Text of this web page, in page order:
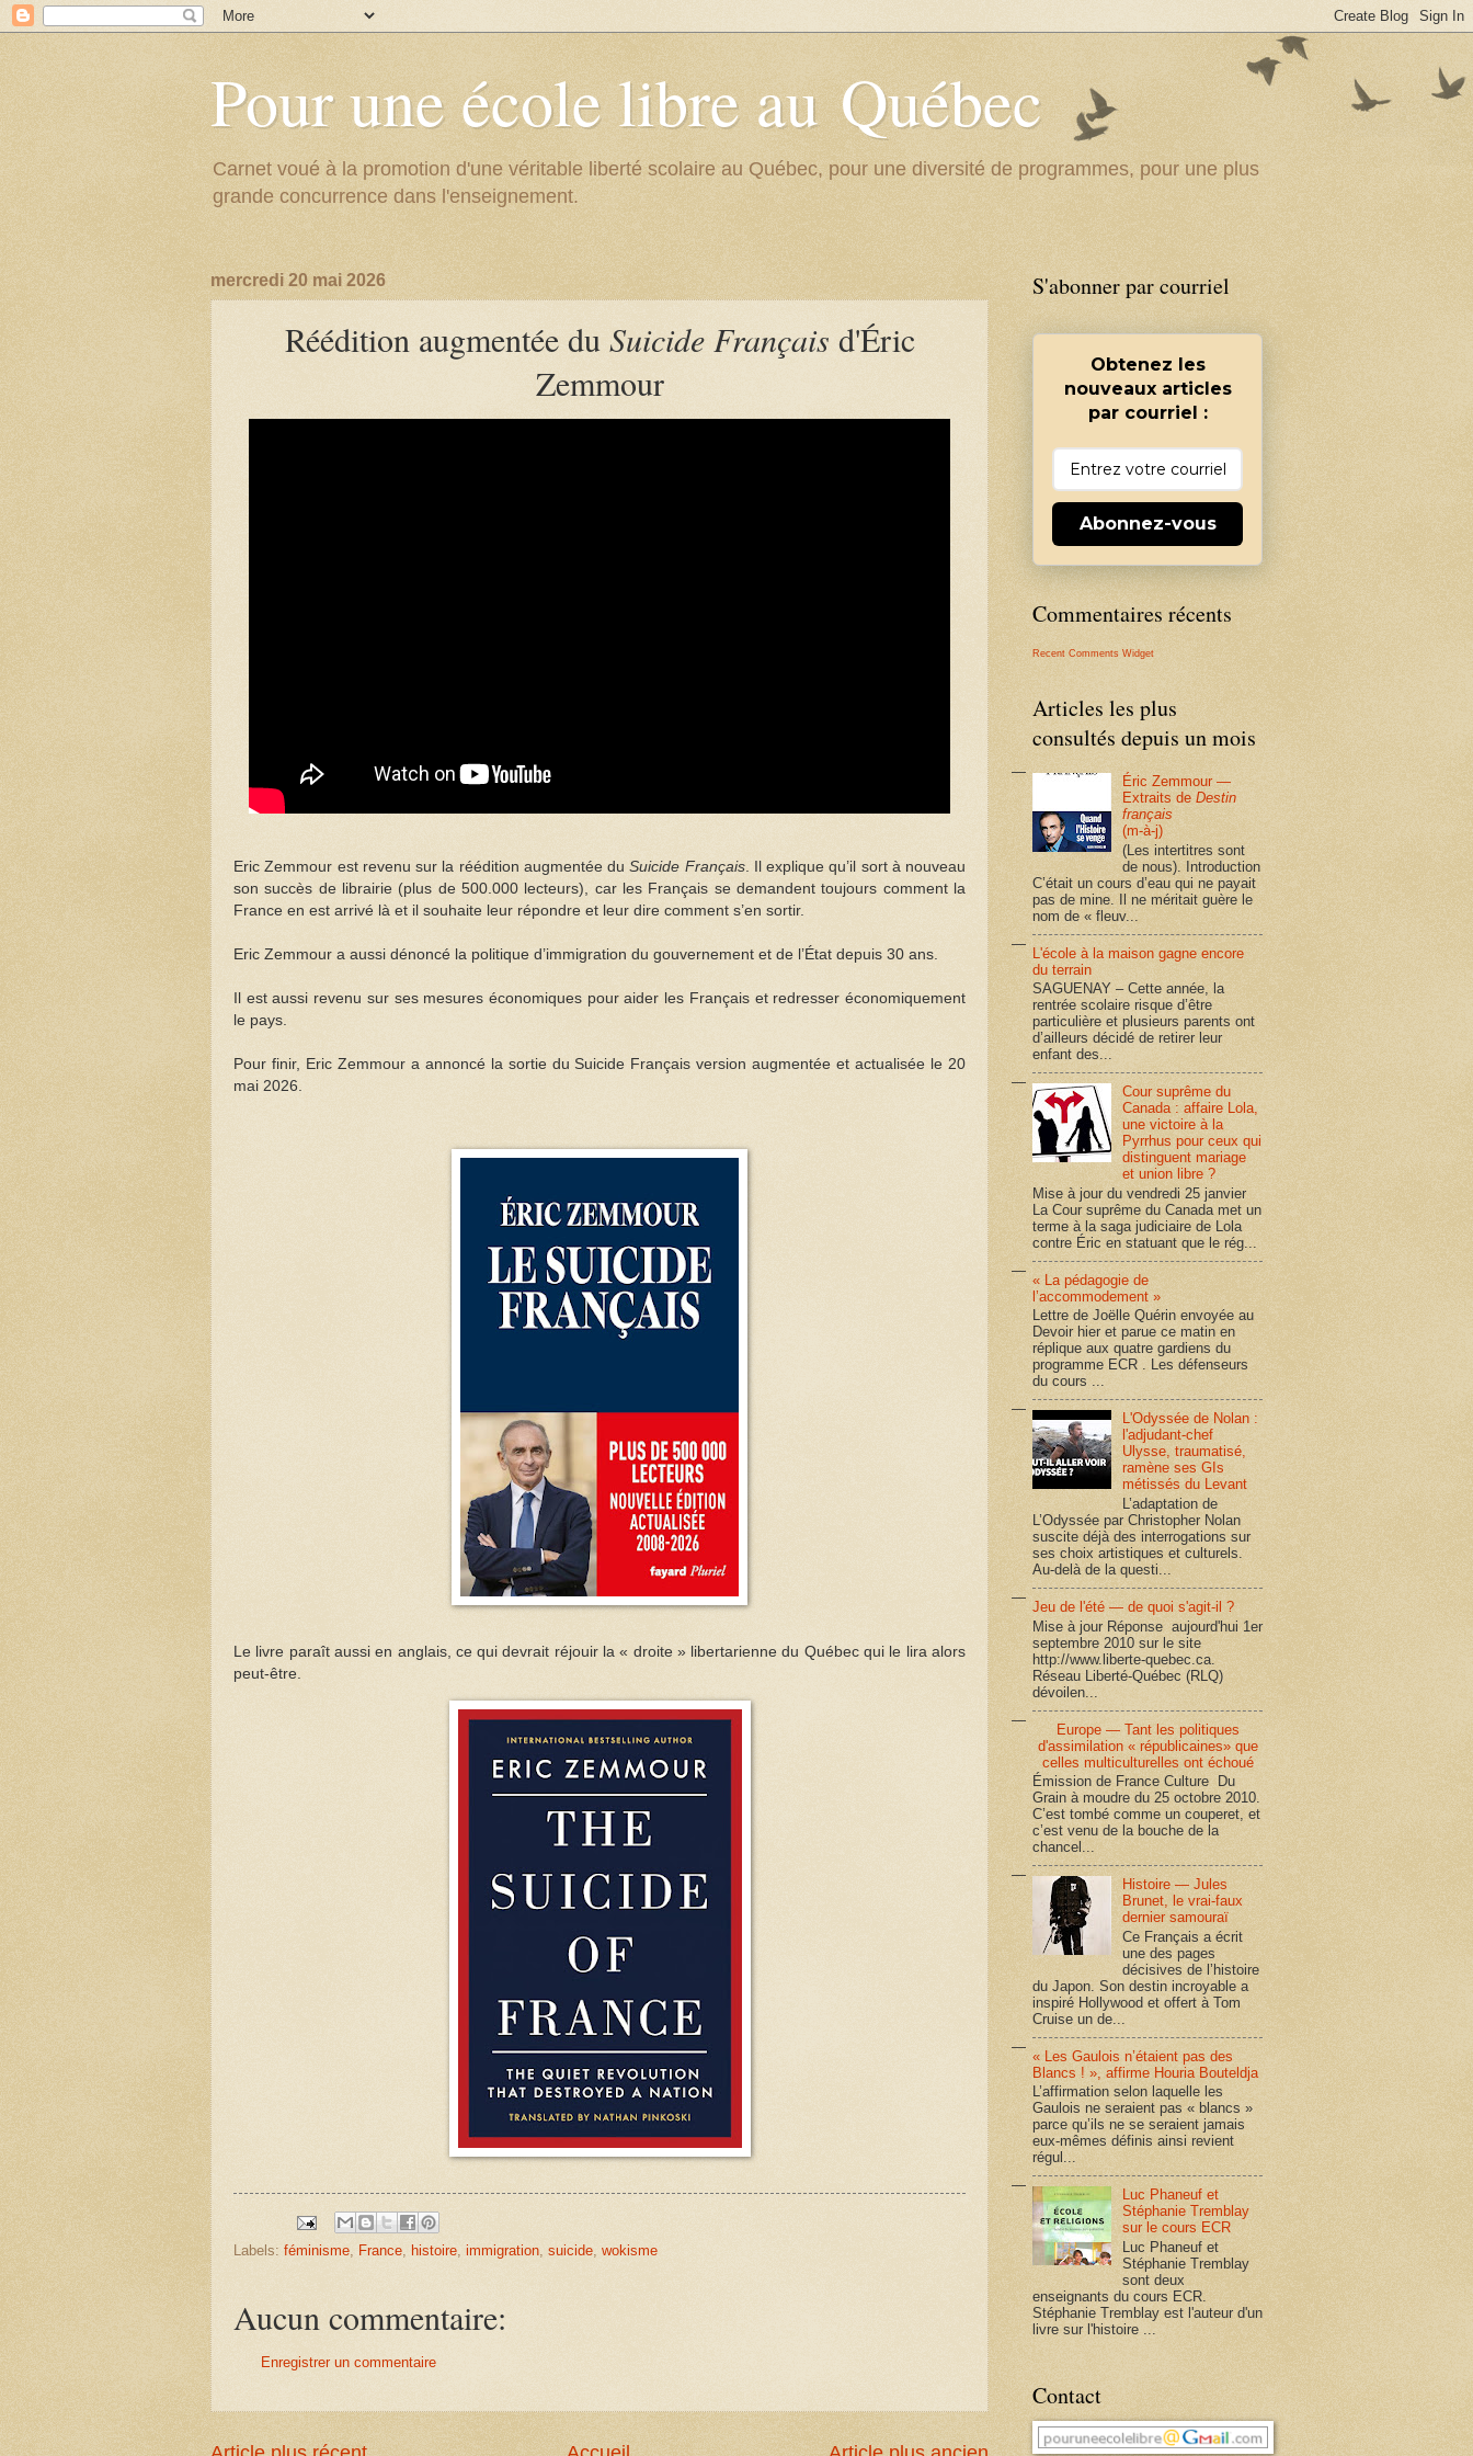
Pour une école libre au Québec
Carnet voué à la promotion d'une véritable liberté scolaire au Québec, pour une diversité de programmes, pour une plus
grande concurrence dans l'enseignement.
mercredi 20 mai 2026
Réédition augmentée du Suicide Français d'Éric
Zemmour
Eric Zemmour est revenu sur la réédition augmentée duSuicide Français. Il explique qu’il sort à nouveau
son succès de librairie (plus de 500.000 lecteurs), car les Français se demandent toujours comment la
France en est arrivé là et il souhaite leur répondre et leur dire comment s’en sortir.
Eric Zemmour a aussi dénoncé la politique d’immigration du gouvernement et de l’État depuis 30 ans.
Il est aussi revenu sur ses mesures économiques pour aider les Français et redresser économiquement
le pays.
Pour finir, Eric Zemmour a annoncé la sortie du Suicide Français version augmentée et actualisée le 20
mai 2026.
Le livre paraît aussi en anglais, ce qui devrait réjouir la « droite » libertarienne du Québec qui le lira alors
peut-être.
Labels: féminisme, France, histoire, immigration, suicide, wokisme
Aucun commentaire:
Enregistrer un commentaire
S'abonner par courriel
Obtenez les
nouveaux articles
par courriel :
Abonnez-vous
Commentaires récents
Recent Comments Widget
Articles les plus
consultés depuis un mois
Éric Zemmour —
Extraits deDestin
français
(m-à-j)
(Les intertitres sont
de nous). Introduction
C’était un cours d’eau qui ne payait
pas de mine. Il ne méritait guère le
nom de « fleuv...
L'école à la maison gagne encore
du terrain
SAGUENAY – Cette année, la
rentrée scolaire risque d’être
particulière et plusieurs parents ont
d’ailleurs décidé de retirer leur
enfant des...
Cour suprême du
Canada : affaire Lola,
une victoire à la
Pyrrhus pour ceux qui
distinguent mariage
et union libre ?
Mise à jour du vendredi 25 janvier
La Cour suprême du Canada met un
terme à la saga judiciaire de Lola
contre Éric en statuant que le rég...
« La pédagogie de
l’accommodement »
Lettre de Joëlle Quérin envoyée au
Devoir hier et parue ce matin en
réplique aux quatre gardiens du
programme ECR . Les défenseurs
du cours ...
L'Odyssée de Nolan :
l'adjudant-chef
Ulysse, traumatisé,
ramène ses GIs
métissés du Levant
L’adaptation de
L’Odyssée par Christopher Nolan
suscite déjà des interrogations sur
ses choix artistiques et culturels.
Au-delà de la questi...
Jeu de l'été — de quoi s'agit-il ?
Mise à jour Réponse aujourd'hui 1er
septembre 2010 sur le site
http://www.liberte-quebec.ca.
Réseau Liberté-Québec (RLQ)
dévoilen...
Europe — Tant les politiques
d'assimilation « républicaines» que
celles multiculturelles ont échoué
Émission de France Culture Du
Grain à moudre du 25 octobre 2010.
C’est tombé comme un couperet, et
c’est venu de la bouche de la
chancel...
Histoire — Jules
Brunet, le vrai-faux
dernier samouraï
Ce Français a écrit
une des pages
décisives de l’histoire
du Japon. Son destin incroyable a
inspiré Hollywood et offert à Tom
Cruise un de...
« Les Gaulois n’étaient pas des
Blancs ! », affirme Houria Bouteldja
L’affirmation selon laquelle les
Gaulois ne seraient pas « blancs »
parce qu’ils ne se seraient jamais
eux-mêmes définis ainsi revient
régul...
Luc Phaneuf et
Stéphanie Tremblay
sur le cours ECR
Luc Phaneuf et
Stéphanie Tremblay
sont deux
enseignants du cours ECR.
Stéphanie Tremblay est l'auteur d'un
livre sur l'histoire ...
Contact